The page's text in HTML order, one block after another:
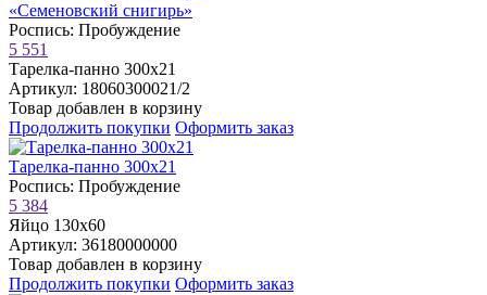
«Семеновский снигирь»
Роспись: Пробуждение
5 551
Тарелка-панно 300х21
Артикул: 18060300021/2
Товар добавлен в корзину
Продолжить покупки Оформить заказ
Тарелка-панно 300х21
Роспись: Пробуждение
5 384
Яйцо 130х60
Артикул: 36180000000
Товар добавлен в корзину
Продолжить покупки Оформить заказ